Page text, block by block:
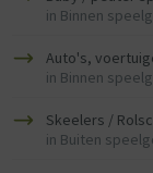
in Binnen
Auto's,
in Binnen
Skeelers /
in Buiten